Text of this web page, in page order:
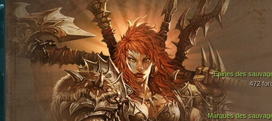
Marques des
Épines des
472